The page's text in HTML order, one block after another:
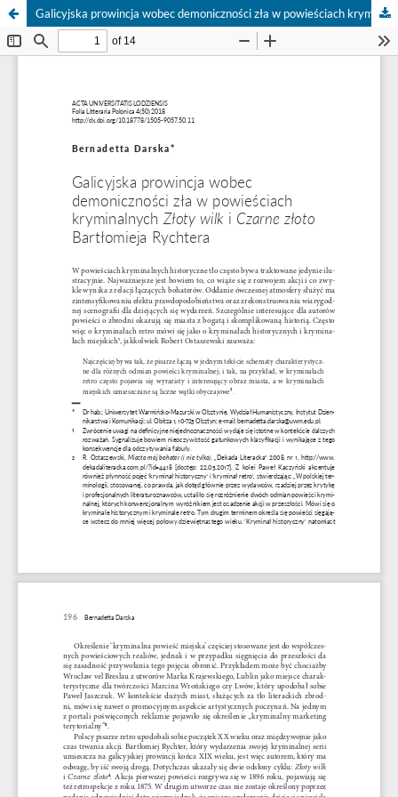
Galicyjska prowincja wobec demoniczności zła w powieściach kryminalnych "Złoty wilk" i "Czarne złoto" Bartłomieja Rychtera